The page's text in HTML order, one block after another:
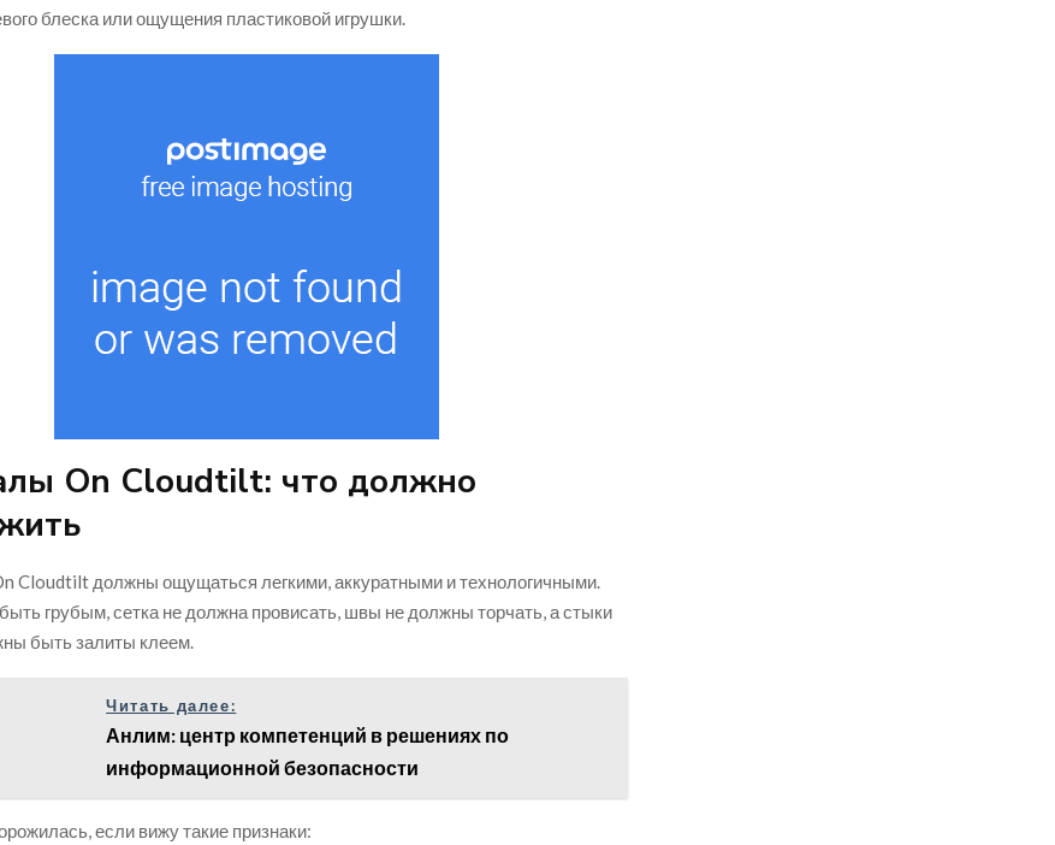
блеска или ощущения пластиковой игрушки.
On Cloudtilt: что должно
Cloudtilt должны ощущаться легкими, аккуратными и технологичными.
грубым, сетка не должна провисать, швы не должны торчать, а стыки
быть залиты клеем.
Читать далее:
Анлим: центр компетенций в решениях по
информационной безопасности
если вижу такие признаки: